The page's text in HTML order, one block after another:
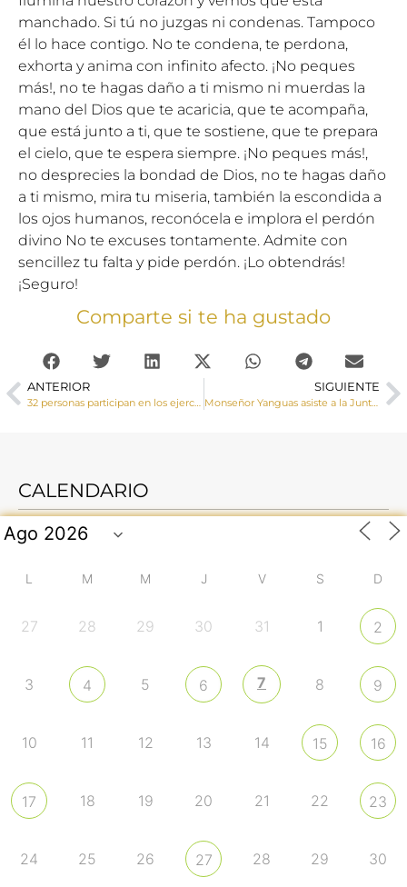
manchado. Si tú no juzgas ni condenas. Tampoco
él lo hace contigo. No te condena, te perdona,
exhorta y anima con infinito afecto. ¡No peques
más!, no te hagas daño a ti mismo ni muerdas la
mano del Dios que te acaricia, que te acompaña,
que está junto a ti, que te sostiene, que te prepara
el cielo, que te espera siempre. ¡No peques más!,
no desprecies la bondad de Dios, no te hagas daño
a ti mismo, mira tu miseria, también la escondida a
los ojos humanos, reconócela e implora el perdón
divino No te excuses tontamente. Admite con
sencillez tu falta y pide perdón. ¡Lo obtendrás!
¡Seguro!
Comparte si te ha gustado
ANTERIOR SIGUIENTE
Monseñor Yanguas asiste a la Junta General de la Junta de Cofradías previa a la Semana Santa
CALENDARIO
L M M J V S D
27 28 29 30 31 1 2
3 4 5 6 7 8 9
10 11 12 13 14 15 16
17 18 19 20 21 22 23
24 25 26 27 28 29 30